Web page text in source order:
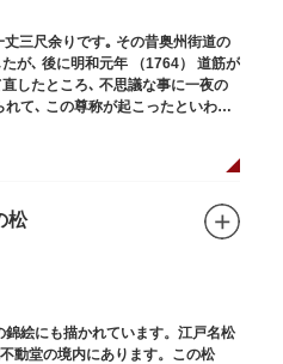
三尺余りです｡ その昔奥州街道の
が､ 後に明和元年 （1764） 道筋が
したところ､ 不思議な事に一夜の
て､ この尊称が起こったといわれ
す。
松
絵にも描かれています。江戸名松
動堂の境内にあります。この松